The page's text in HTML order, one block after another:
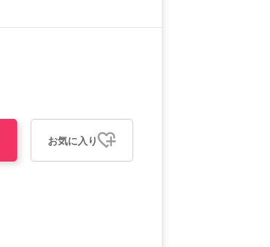
お気に入り